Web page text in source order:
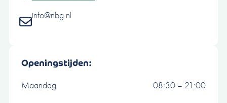
info@nbg.nl
Openingstijden:
Maandag 08:30 – 21:00